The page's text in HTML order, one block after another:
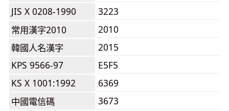
JIS X 0208-1990
3223
常用漢字2010
2010
韓國人名漢字
2015
KPS 9566-97
E5F5
KS X 1001:1992
6369
中國電信碼
3673